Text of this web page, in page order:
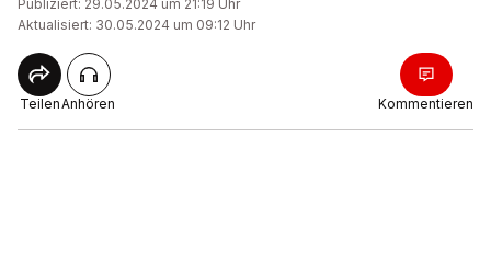
Publiziert: 29.05.2024 um 21:19 Uhr
Aktualisiert: 30.05.2024 um 09:12 Uhr
TeilenAnhören Kommentieren